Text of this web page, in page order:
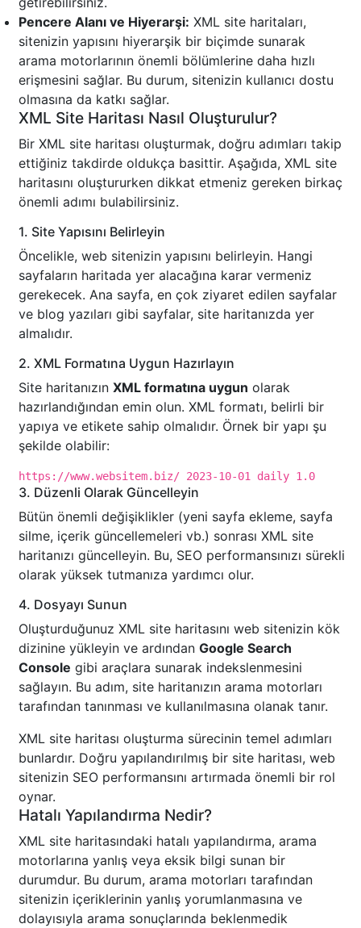
Pencere Alanı ve Hiyerarşi: XML site haritaları,
sitenizin yapısını hiyerarşik bir biçimde sunarak
arama motorlarının önemli bölümlerine daha hızlı
erişmesini sağlar. Bu durum, sitenizin kullanıcı dostu
olmasına da katkı sağlar.
XML Site Haritası Nasıl Oluşturulur?
Bir XML site haritası oluşturmak, doğru adımları takip
ettiğiniz takdirde oldukça basittir. Aşağıda, XML site
haritasını oluştururken dikkat etmeniz gereken birkaç
önemli adımı bulabilirsiniz.
1. Site Yapısını Belirleyin
Öncelikle, web sitenizin yapısını belirleyin. Hangi
sayfaların haritada yer alacağına karar vermeniz
gerekecek. Ana sayfa, en çok ziyaret edilen sayfalar
ve blog yazıları gibi sayfalar, site haritanızda yer
almalıdır.
2. XML Formatına Uygun Hazırlayın
Site haritanızın XML formatına uygun olarak
hazırlandığından emin olun. XML formatı, belirli bir
yapıya ve etikete sahip olmalıdır. Örnek bir yapı şu
şekilde olabilir:
https://www.websitem.biz/ 2023-10-01 daily 1.0
3. Düzenli Olarak Güncelleyin
Bütün önemli değişiklikler (yeni sayfa ekleme, sayfa
silme, içerik güncellemeleri vb.) sonrası XML site
haritanızı güncelleyin. Bu, SEO performansınızı sürekli
olarak yüksek tutmanıza yardımcı olur.
4. Dosyayı Sunun
Oluşturduğunuz XML site haritasını web sitenizin kök
dizinine yükleyin ve ardından Google Search
Console gibi araçlara sunarak indekslenmesini
sağlayın. Bu adım, site haritanızın arama motorları
tarafından tanınması ve kullanılmasına olanak tanır.
XML site haritası oluşturma sürecinin temel adımları
bunlardır. Doğru yapılandırılmış bir site haritası, web
sitenizin SEO performansını artırmada önemli bir rol
oynar.
Hatalı Yapılandırma Nedir?
XML site haritasındaki hatalı yapılandırma, arama
motorlarına yanlış veya eksik bilgi sunan bir
durumdur. Bu durum, arama motorları tarafından
sitenizin içeriklerinin yanlış yorumlanmasına ve
dolayısıyla arama sonuçlarında beklenmedik